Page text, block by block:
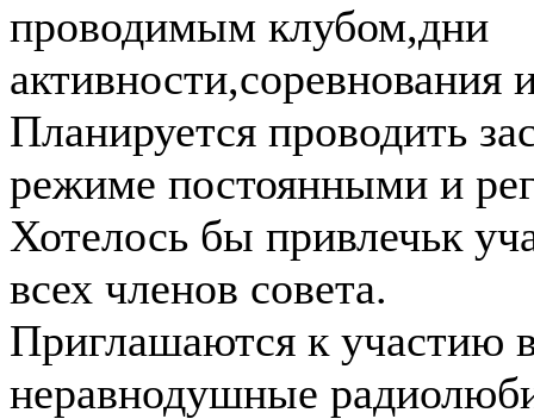
проводимым клубом,дни
Планируется проводить
режиме постоянными и
Хотелось бы привлечьк
всех членов совета.
Приглашаются к участию
неравнодушные